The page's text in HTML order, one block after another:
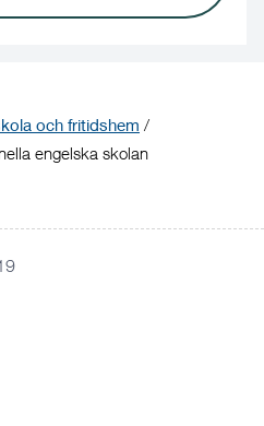
och fritidshem /
engelska skolan